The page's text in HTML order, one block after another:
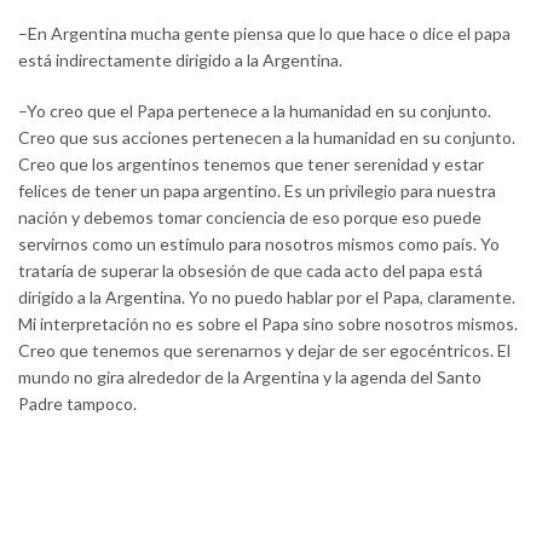
–En Argentina mucha gente piensa que lo que hace o dice el papa
está indirectamente dirigido a la Argentina.
–Yo creo que el Papa pertenece a la humanidad en su conjunto.
Creo que sus acciones pertenecen a la humanidad en su conjunto.
Creo que los argentinos tenemos que tener serenidad y estar
felices de tener un papa argentino. Es un privilegio para nuestra
nación y debemos tomar conciencia de eso porque eso puede
servirnos como un estímulo para nosotros mismos como país. Yo
trataría de superar la obsesión de que cada acto del papa está
dirigido a la Argentina. Yo no puedo hablar por el Papa, claramente.
Mi interpretación no es sobre el Papa sino sobre nosotros mismos.
Creo que tenemos que serenarnos y dejar de ser egocéntricos. El
mundo no gira alrededor de la Argentina y la agenda del Santo
Padre tampoco.